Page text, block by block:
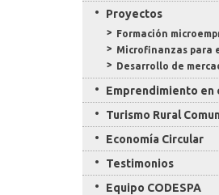
Proyectos
Formación
Microfinanzas para
Desarrollo de
Emprendimiento en
Turismo Rural
Economía Circular
Testimonios
Equipo CODESPA